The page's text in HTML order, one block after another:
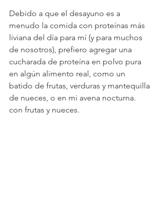
Debido a que el desayuno es a
menudo la comida con proteínas más
liviana del día para mí (y para muchos
de nosotros), prefiero agregar una
cucharada de proteína en polvo pura
en algún alimento real, como un
batido de frutas, verduras y mantequilla
de nueces, o en mi avena nocturna.
con frutas y nueces.